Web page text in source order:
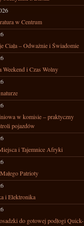
w Centrum
Ciała – Odważnie i Świadomie
Weekend i Czas Wolny
w komisie – praktyczny
pojazdów
i Tajemnice Afryki
Patrioty
i Elektronika
do gotowej podłogi Quick-